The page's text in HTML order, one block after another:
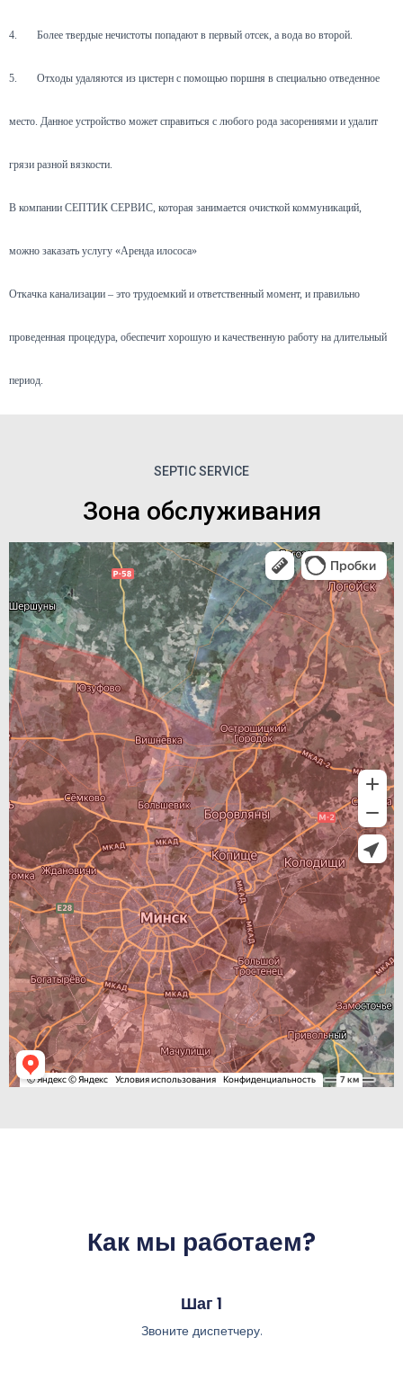
4. Более твердые нечистоты попадают в первый отсек, а вода во второй.
5. Отходы удаляются из цистерн с помощью поршня в специально отведенное
место. Данное устройство может справиться с любого рода засорениями и удалит
грязи разной вязкости.
В компании СЕПТИК СЕРВИС, которая занимается очисткой коммуникаций,
можно заказать услугу «Аренда илососа»
Откачка канализации – это трудоемкий и ответственный момент, и правильно
проведенная процедура, обеспечит хорошую и качественную работу на длительный
период.
SEPTIC SERVICE
Зона обслуживания
Как мы работаем?
Шаг 1
Звоните диспетчеру.